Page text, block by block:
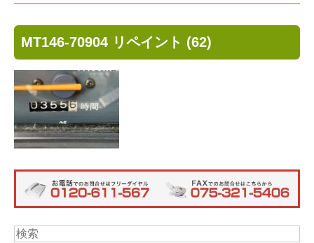
MT146-70904 リペイント (62)